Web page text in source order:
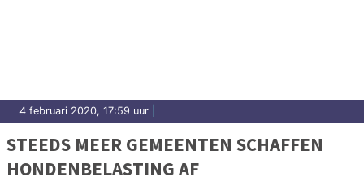
4 februari 2020, 17:59 uur
STEEDS MEER GEMEENTEN SCHAFFEN
HONDENBELASTING AF